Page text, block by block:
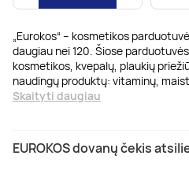
„Eurokos“ – kosmetikos
daugiau nei 120. Šiose
kosmetikos, kvepalų, plaukių
naudingų produktų: vitaminų,
Skaityti daugiau
EUROKOS dovanų čekis